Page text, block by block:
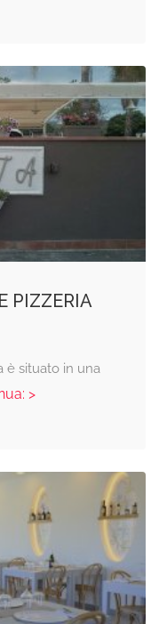
PIZZERIA
è situato in una
>